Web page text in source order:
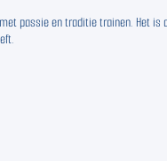
passie en traditie trainen. Het is